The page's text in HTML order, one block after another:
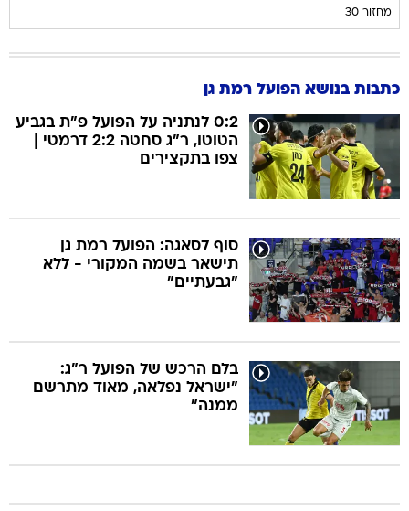
מחזור 30
כתבות בנושא הפועל רמת גן
0:2 לנתניה על הפועל פ"ת בגביע
הטוטו, ר"ג סחטה 2:2 דרמטי |
צפו בתקצירים
סוף לסאגה: הפועל רמת גן
תישאר בשמה המקורי - ללא
"גבעתיים"
בלם הרכש של הפועל ר"ג:
"ישראל נפלאה, מאוד מתרשם
ממנה"